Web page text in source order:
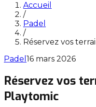
Accueil
/
Padel
/
Réservez vos
Padel 16 mars 2026
Réservez vos
Playtomic